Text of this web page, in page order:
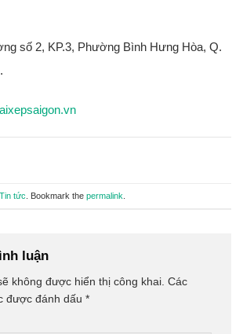
số 2, KP.3, Phường Bình Hưng Hòa, Q.
Tin tức . Bookmark the permalink
luận
không được hiển thị công khai. Các
được đánh dấu *